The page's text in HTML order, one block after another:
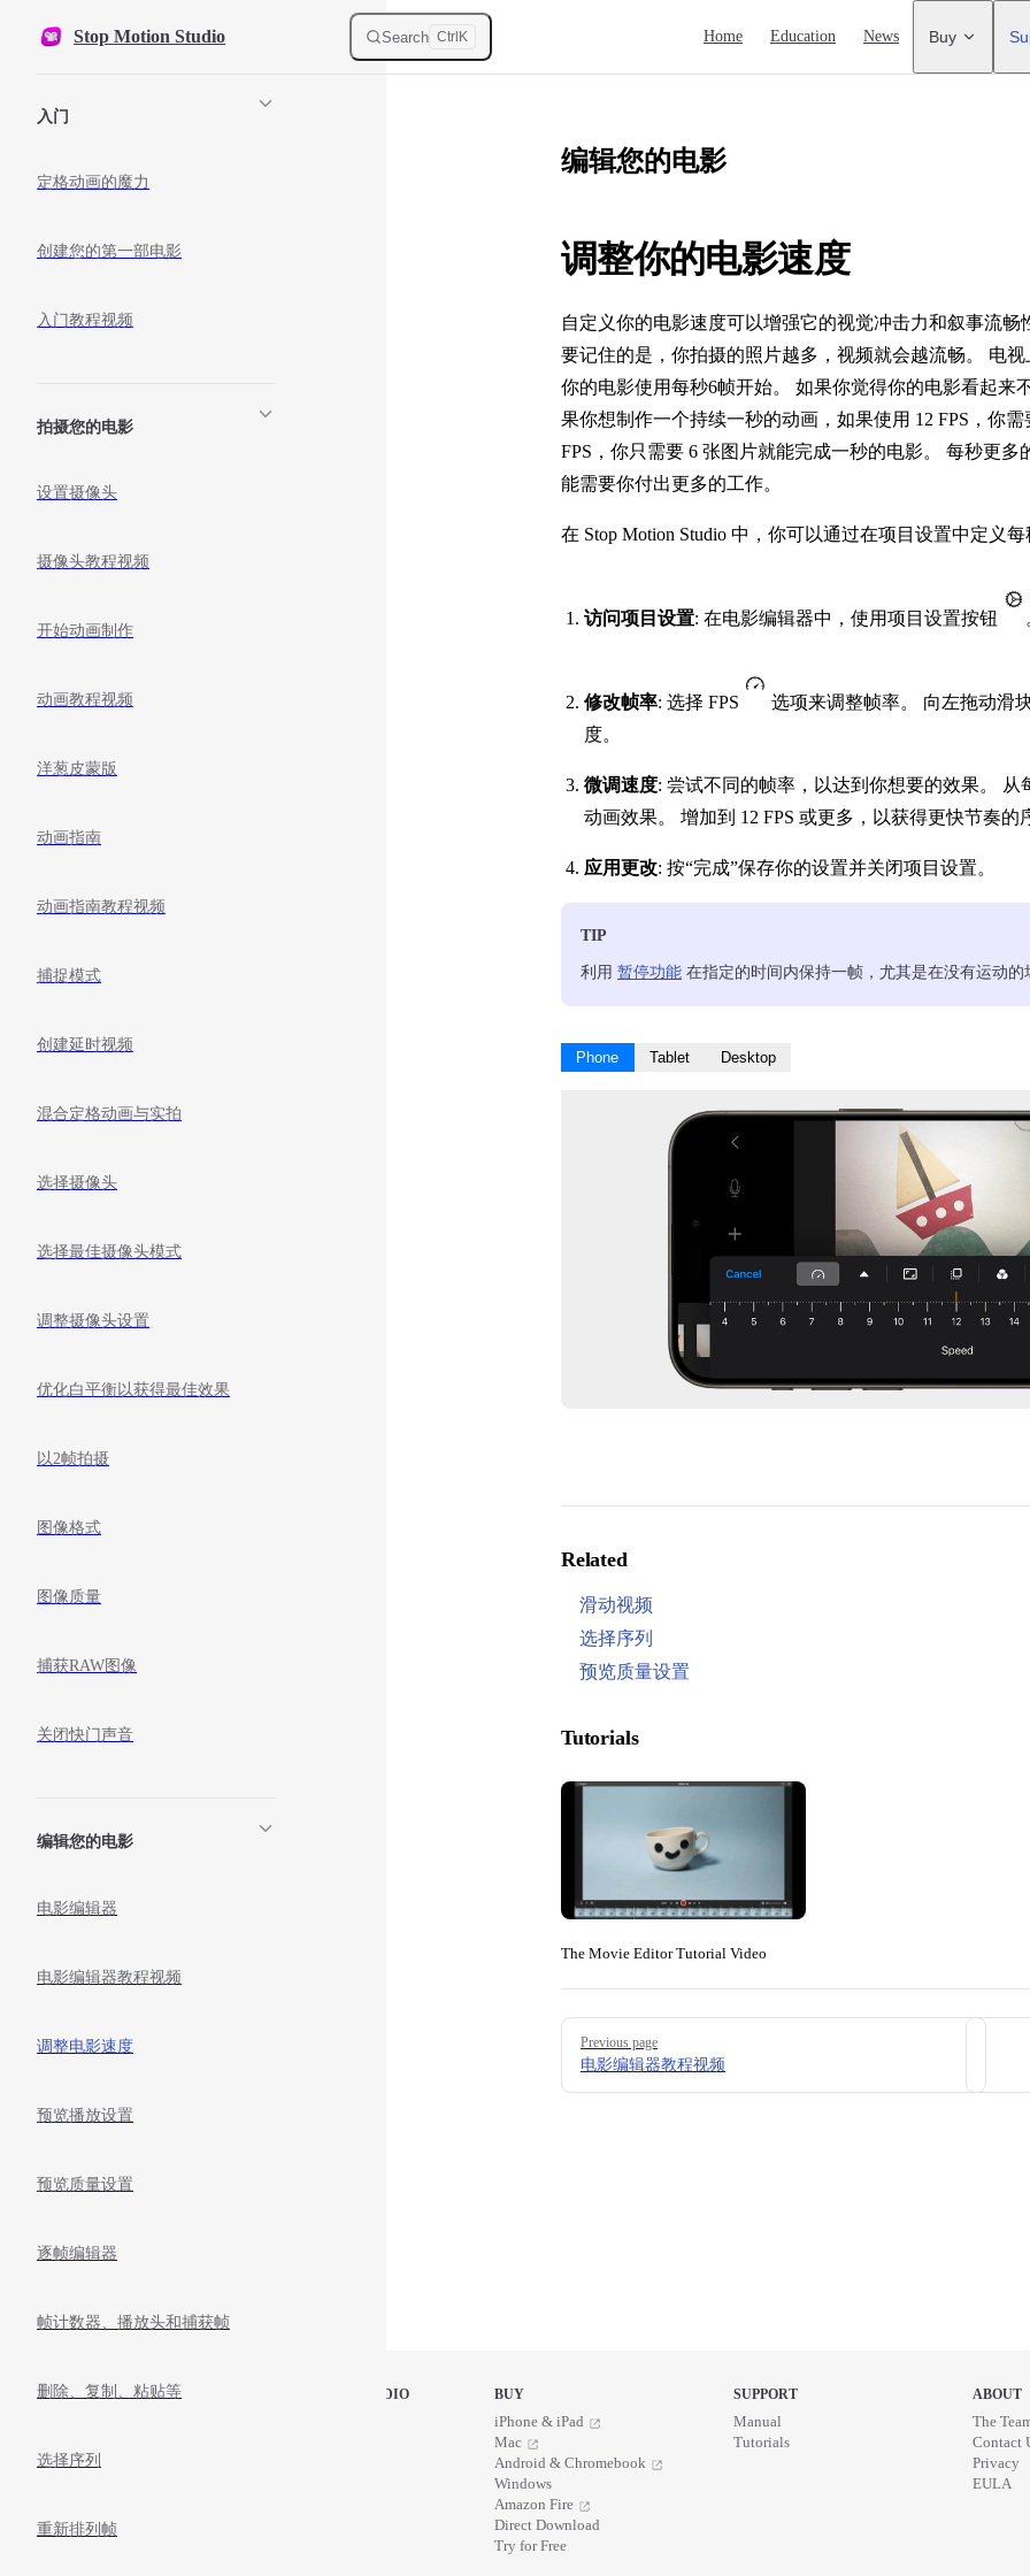
Skip to content
Stop Motion Studio Search Ctrl K Home Education News Buy
入门
定格动画的魔力
创建您的第一部电影
入门教程视频
拍摄您的电影
设置摄像头
摄像头教程视频
开始动画制作
动画教程视频
洋葱皮蒙版
动画指南
动画指南教程视频
捕捉模式
创建延时视频
混合定格动画与实拍
选择摄像头
选择最佳摄像头模式
调整摄像头设置
优化白平衡以获得最佳效果
以2帧拍摄
图像格式
图像质量
捕获RAW图像
关闭快门声音
编辑您的电影
电影编辑器
电影编辑器教程视频
调整电影速度
预览播放设置
预览质量设置
逐帧编辑器
帧计数器、播放头和捕获帧
删除、复制、粘贴等
选择序列
重新排列帧
编辑您的电影
调整你的电影速度
自定义你的电影速度可以增强它的视觉冲击力和叙事流畅
要记住的是，你拍摄的照片越多，视频就会越流畅。 电
你的电影使用每秒6帧开始。 如果你觉得你的电影看起来
果你想制作一个持续一秒的动画，如果使用 12 FPS，你
FPS，你只需要 6 张图片就能完成一秒的电影。 每秒更
能需要你付出更多的工作。
在 Stop Motion Studio 中，你可以通过在项目设置中定义
访问项目设置: 在电影编辑器中，使用项目设置按钮
修改帧率: 选择 FPS
选项来调整帧率。 向左拖动滑
度。
微调速度: 尝试不同的帧率，以达到你想要的效果。 从
动画效果。 增加到 12 FPS 或更多，以获得更快节奏的
应用更改: 按“完成”保存你的设置并关闭项目设置。
TIP
利用 暂停功能 在指定的时间内保持一帧，尤其是在没有运动的
Phone Tablet Desktop
Related
滑动视频
选择序列
预览质量设置
Tutorials
The Movie Editor Tutorial Video
Pager
Previous page
电影编辑器教程视频
STOP MOTION STUDIO BUY
iPhone & iPad
Mac
Android & Chromebook
Windows
Amazon Fire
Direct Download
Try for Free
SUPPORT
Manual
Tutorials
ABOUT
The
Contact
Privacy
EULA